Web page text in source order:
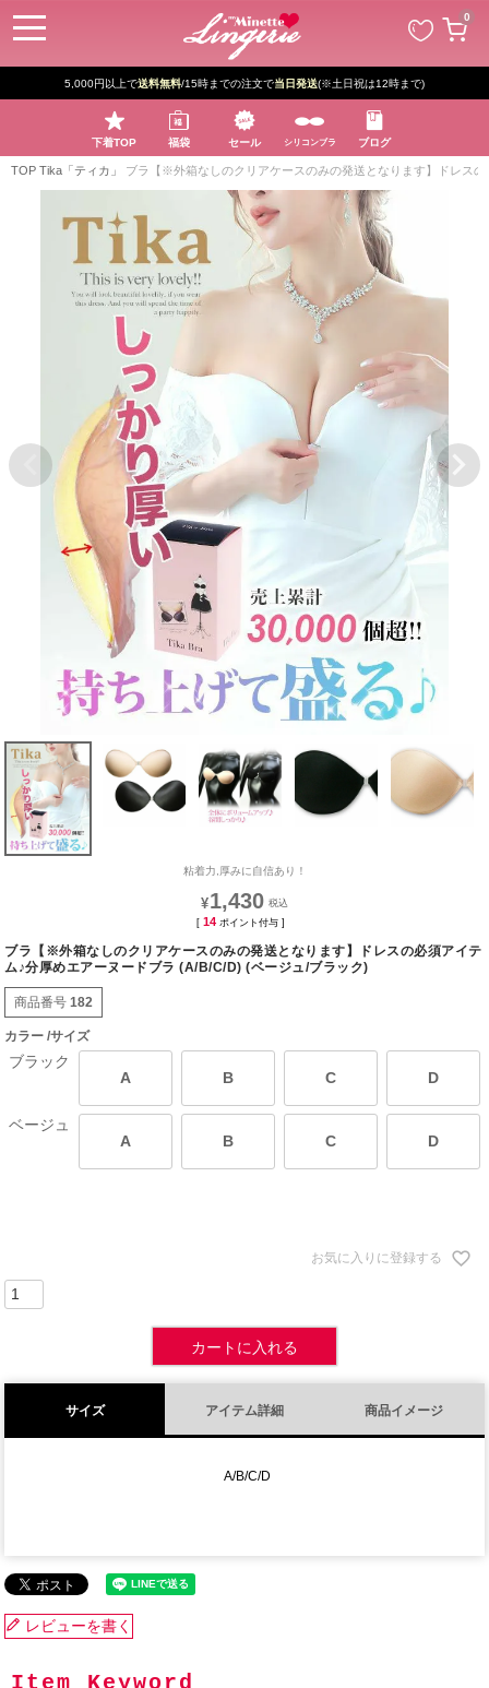
0
5,000円以上で送料無料/15時までの注文で当日発送(※土日祝は12時まで)
下着TOP 福袋 セール シリコンブラ ブログ
TOP Tika「ティカ」 ブラ【※外箱なしのクリアケースのみの発送となります】ドレス
粘着力,厚みに自信あり！
¥1,430
[ 14 ポイント付与 ]
ブラ【※外箱なしのクリアケースのみの発送となります】ドレスの必須アイテ
ム♪分厚めエアーヌードブラ (A/B/C/D) (ベージュ/ブラック)
商品番号 182
カラー サイズ
ブラック
A
B C D
ベージュ
A
B C D
お気に入りに登録する
カートに入れる
サイズ アイテム詳細 商品イメージ
A/B/C/D
レビューを書く
ペー
ジト